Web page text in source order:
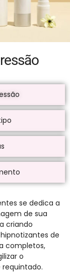
se dedica a
de sua
criando
de
completos,
o